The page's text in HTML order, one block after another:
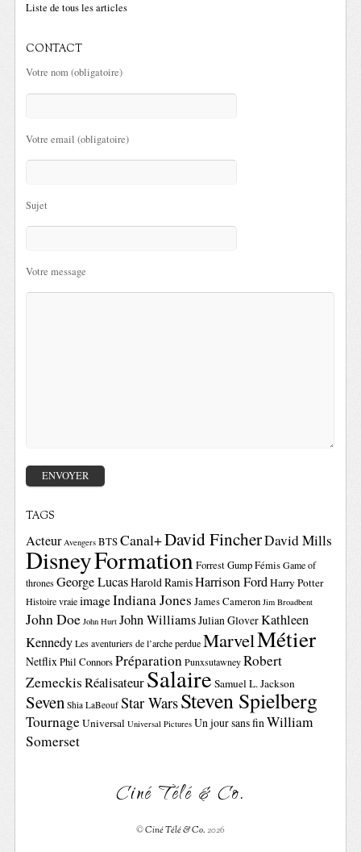
Liste de tous les articles
CONTACT
Votre nom (obligatoire)
Votre email (obligatoire)
Sujet
Votre message
TAGS
Acteur Avengers BTSCanal+David FincherDavid Mills
DisneyFormationForrest GumpFémis Game of
thrones George LucasHarold RamisHarrison FordHarry Potter
Histoire vraie imageIndiana Jones James Cameron Jim Broadbent
John Doe John Hurt John WilliamsJulian GloverKathleen
Kennedy Les aventuriers de l’arche perdue MarvelMétier
NetflixPhil ConnorsPréparation Punxsutawney Robert
ZemeckisRéalisateurSalaire Samuel L. Jackson
Seven Shia LaBeouf Star WarsSteven Spielberg
TournageUniversal Universal Pictures Un jour sans finWilliam
Somerset
Ciné Télé & Co.
©Ciné Télé & Co.2026